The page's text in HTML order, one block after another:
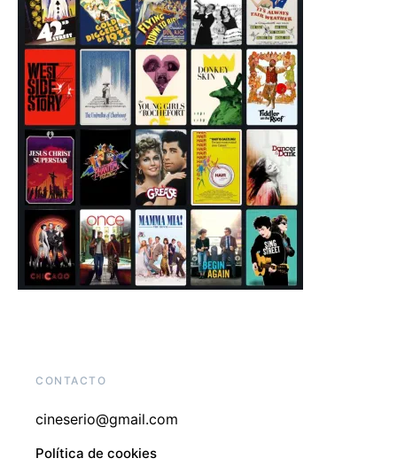
CONTACTO
cineserio@gmail.com
Política de cookies